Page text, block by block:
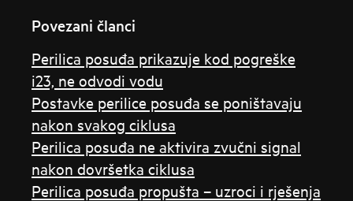
Povezani članci
Perilica posuđa prikazuje kod pogreške
i23, ne odvodi vodu
Postavke perilice posuđa se poništavaju
nakon svakog ciklusa
Perilica posuđa ne aktivira zvučni signal
nakon dovršetka ciklusa
Perilica posuđa propušta – uzroci i rješenja